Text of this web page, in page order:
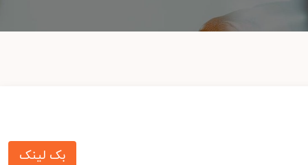
بک لینک